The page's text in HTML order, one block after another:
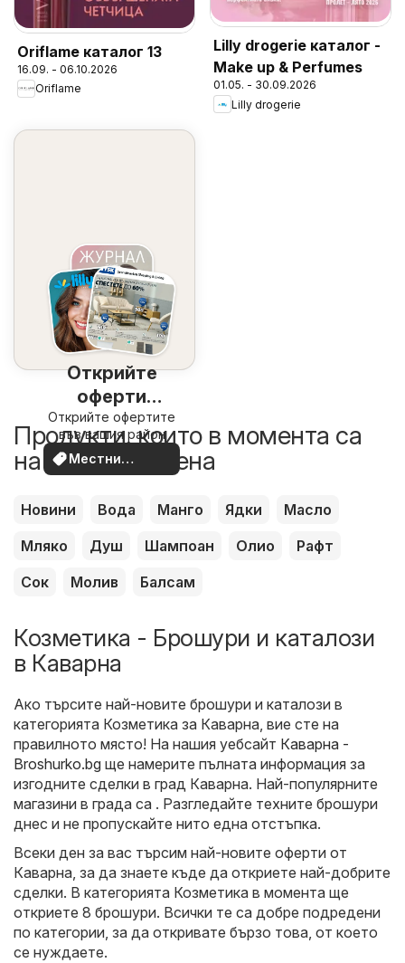
Oriflame каталог 13
16.09. - 06.10.2026
Oriflame
Lilly drogerie каталог -
Make up & Perfumes
01.05. - 30.09.2026
Lilly drogerie
Открийте
оферти
наблизо
Открийте офертите
във вашия район
Местни
оферти
Продукти, които в момента са
на по-добра цена
Новини Вода Манго Ядки
Масло
Мляко
Душ Шампоан Олио
Рафт
Сок
Молив Балсам
Козметика - Брошури и каталози
в Каварна
Ако търсите най-новите брошури и каталози в
категорията Козметика за Каварна, вие сте на
правилното място! На нашия уебсайт Каварна -
Broshurko.bg ще намерите пълната информация за
изгодните сделки в град Каварна. Най-популярните
магазини в града са . Разгледайте техните брошури
днес и не пропускайте нито една отстъпка.
Всеки ден за вас търсим най-новите оферти от
Каварна, за да знаете къде да откриете най-добрите
сделки. В категорията Козметика в момента ще
откриете 8 брошури. Всички те са добре подредени
по категории, за да откривате бързо това, от което
се нуждаете.